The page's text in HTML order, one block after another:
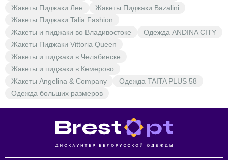
Жакеты Пиджаки Лен
Жакеты Пиджаки Bazalini
Жакеты Пиджаки Talia Fashion
Жакеты и пиджаки во Владивостоке
Одежда ANDINA CITY
Жакеты Пиджаки Vittoria Queen
Жакеты и пиджаки в Челябинске
Жакеты и пиджаки в Кемерово
Жакеты Angelina & Company
Одежда TAITA PLUS 58
Одежда больших размеров